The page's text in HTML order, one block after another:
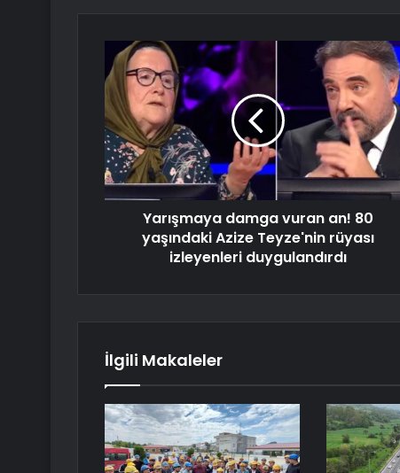
Yarışmaya damga vuran an! 80
yaşındaki Azize Teyze'nin rüyası
izleyenleri duygulandırdı
İlgili Makaleler